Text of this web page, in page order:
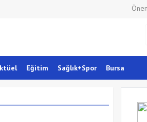
Eğitim Sağlık+Spor Bursa